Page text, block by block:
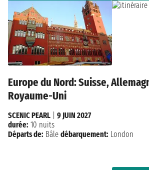
Europe du Nord: Suisse,
Royaume-Uni
SCENIC PEARL
9 JUIN 2027
durée: 10 nuits
Départs de: Bâle débarquement: London